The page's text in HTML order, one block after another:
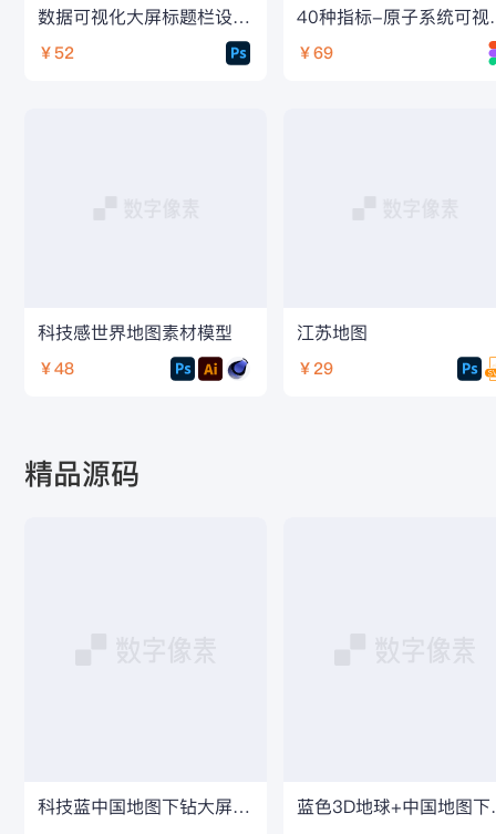
数据可视化大屏标题栏设计素材
￥52
40种
￥69
科技感世界地图素材模型
￥48
江苏地图
￥29
精品源码
科技蓝中国地图下钻大屏three.js源码 蓝色